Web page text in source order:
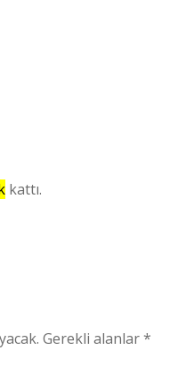
kattı.
Gerekli alanlar*